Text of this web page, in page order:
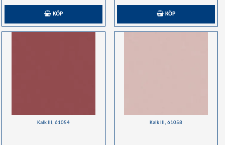
KÖP KÖP
Kalk lll, 61054 Kalk lll, 61058